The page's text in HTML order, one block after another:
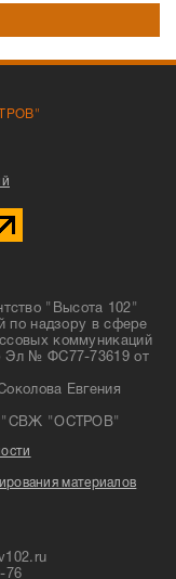
"Высота 102"
по надзору в сфере
коммуникаций
Эл № ФС77-73619 от
Евгения
"СВЖ "ОСТРОВ"
материалов
76